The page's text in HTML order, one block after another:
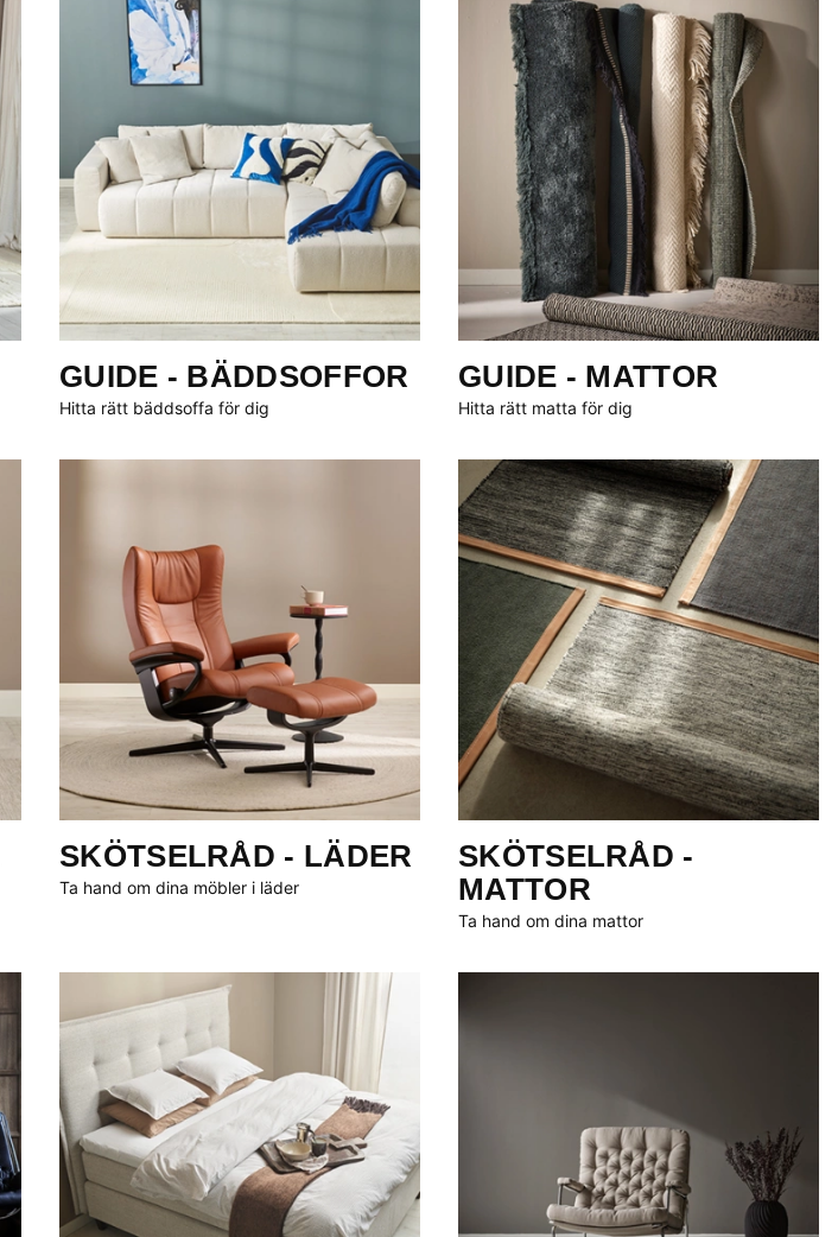
GUIDE - BÄDDSOFFOR
Hitta rätt bäddsoffa för dig
GUIDE - MATTOR
Hitta rätt matta för dig
SKÖTSELRÅD - LÄDER
Ta hand om dina möbler i läder
SKÖTSELRÅD -
MATTOR
Ta hand om dina mattor